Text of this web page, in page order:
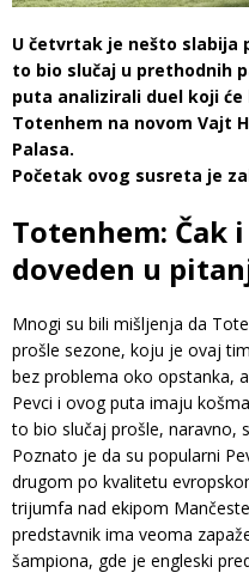
U četvrtak je nešto slabija
to bio slučaj u prethodnih
puta analizirali duel koji
Totenhem na novom Vajt
Palasa.
Početak ovog susreta je
Totenhem: Čak
doveden u
Mnogi su bili mišljenja da
prošle sezone, koju je ovaj
bez problema oko opstanka,
Pevci i ovog puta imaju
to bio slučaj prošle, naravno,
Poznato je da su popularni
drugom po kvalitetu
trijumfa nad ekipom
predstavnik ima veoma
šampiona, gde je engleski